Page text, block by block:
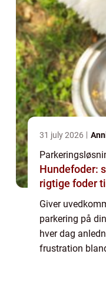
31 july 2026
Hundefoder:
rigtige foder
Giver
parkering på
hver dag
frustration